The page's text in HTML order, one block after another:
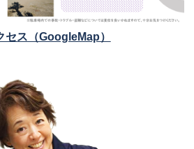
ス（GoogleMap）